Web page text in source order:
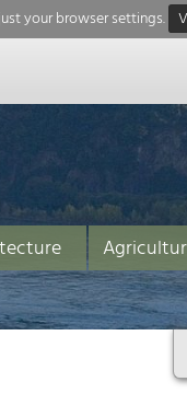
your browser settings.